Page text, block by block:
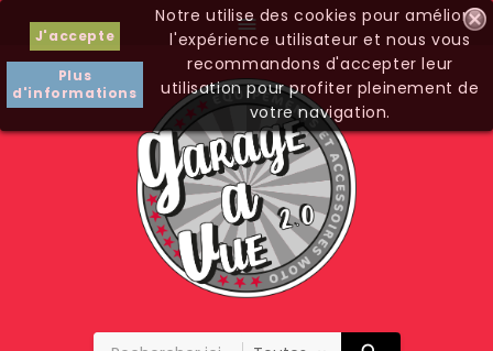

J'accepte
Plus
d'informations
Notre utilise des cookies pour améliorer
l'expérience utilisateur et nous vous
recommandons d'accepter leur
utilisation pour profiter pleinement de
votre navigation.